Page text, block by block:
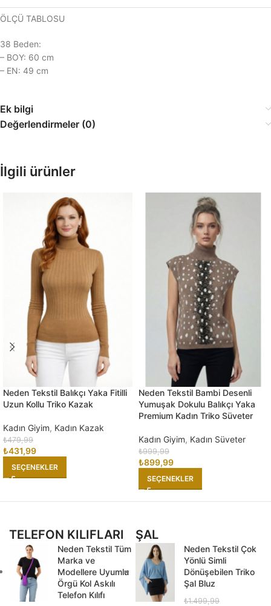
ÖLÇÜ TABLOSU
38 Beden:
– BOY: 60 cm
– EN: 49 cm
Ek bilgi
Değerlendirmeler (0)
İlgili ürünler
Neden Tekstil Balıkçı Yaka Fitilli
Uzun Kollu Triko Kazak
Kadın Giyim, Kadın Kazak
₺479,99
₺431,99
SEÇENEKLER
Neden Tekstil Bambi Desenli
Yumuşak Dokulu Balıkçı Yaka
Premium Kadın Triko Süveter
Kadın Giyim, Kadın Süveter
₺999,99
₺899,99
SEÇENEKLER
TELEFON KILIFLARI
Neden Tekstil Tüm
Marka ve
Modellere Uyumlu
Örgü Kol Askılı
Telefon Kılıfı
ŞAL
Neden Tekstil Çok
Yönlü Simli
Dönüşebilen Triko
Şal Bluz
₺1.499,99